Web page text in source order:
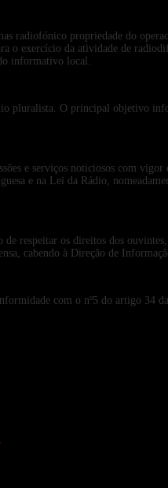
radiofónico propriedade do
o exercício da atividade de
informativo local.
pluralista. O principal objetivo
e serviços noticiosos com
e na Lei da Rádio,
respeitar os direitos dos
cabendo à Direção de
com o nº5 do artigo 34